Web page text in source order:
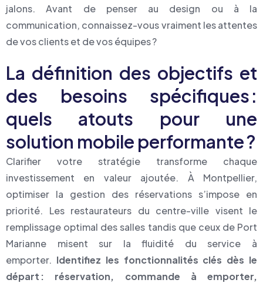
jalons. Avant de penser au design ou à la
communication, connaissez-vous vraiment les attentes
de vos clients et de vos équipes ?
La définition des objectifs et
des besoins spécifiques :
quels atouts pour une
solution mobile performante ?
Clarifier votre stratégie transforme chaque
investissement en valeur ajoutée. À Montpellier,
optimiser la gestion des réservations s’impose en
priorité. Les restaurateurs du centre-ville visent le
remplissage optimal des salles tandis que ceux de Port
Marianne misent sur la fluidité du service à
emporter. Identifiez les fonctionnalités clés dès le
départ : réservation, commande à emporter,